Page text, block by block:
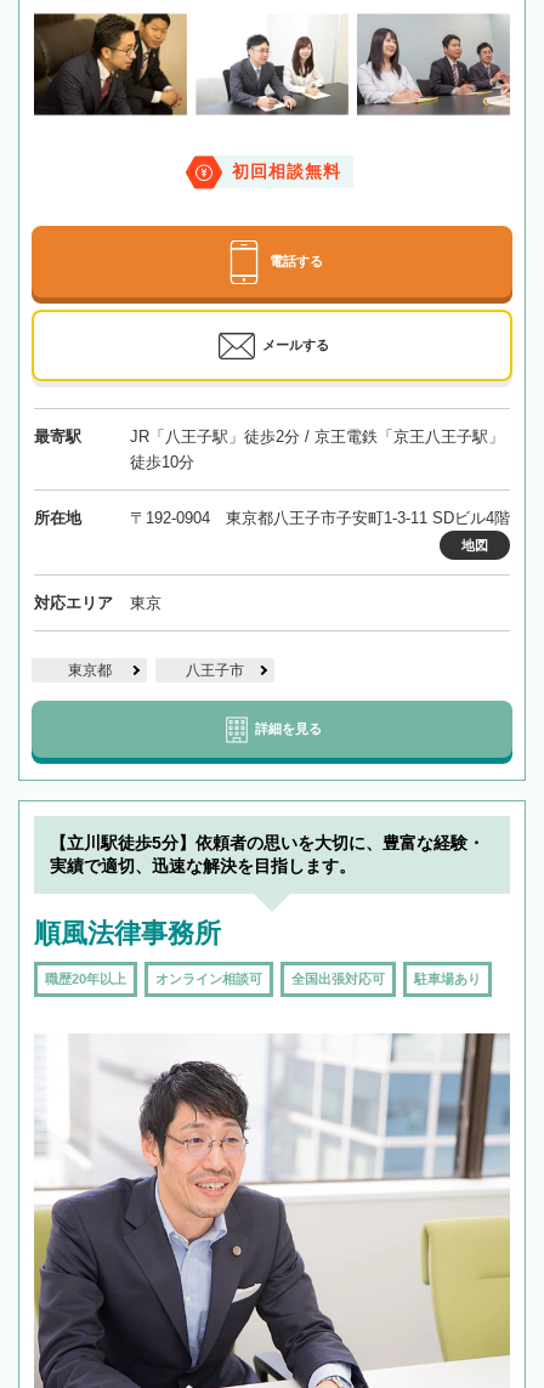
初回相談無料
電話する
メールする
最寄駅
JR「八王子駅」徒歩2分 / 京王電鉄「京王八王子駅」
徒歩10分
所在地 〒192-0904 東京都八王子市子安町1-3-11 SDビル4階
地図
対応エリア 東京
東京都 八王子市
詳細を見る
【立川駅徒歩5分】依頼者の思いを大切に、豊富な経験・
実績で適切、迅速な解決を目指します。
順風法律事務所
職歴20年以上 オンライン相談可 全国出張対応可 駐車場あり